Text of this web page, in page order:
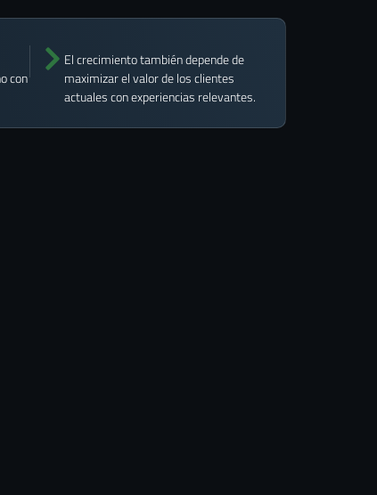
con
El crecimiento también depende de
maximizar el valor de los clientes
actuales con experiencias relevantes.